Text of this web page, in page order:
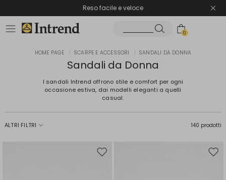
Spedizione gratuita
Reso facile e veloce
0
HOME PAGE SCARPE E ACCESSORI SANDALI DA DONNA
Sandali da Donna
I sandali Intrend offrono stile e comfort per ogni
occasione estiva, dai modelli eleganti a quelli
casual.
ALTRI FILTRI 140 prodotti
Sposta